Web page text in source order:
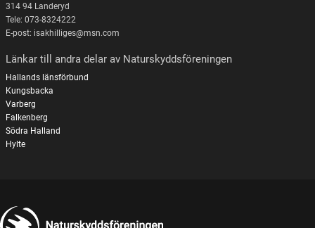
314 94 Landeryd
Tele: 073-8324222
E-post: isakhilliges@msn.com
Länkar till andra delar av Naturskyddsföreningen
Hallands länsförbund
Kungsbacka
Varberg
Falkenberg
Södra Halland
Hylte